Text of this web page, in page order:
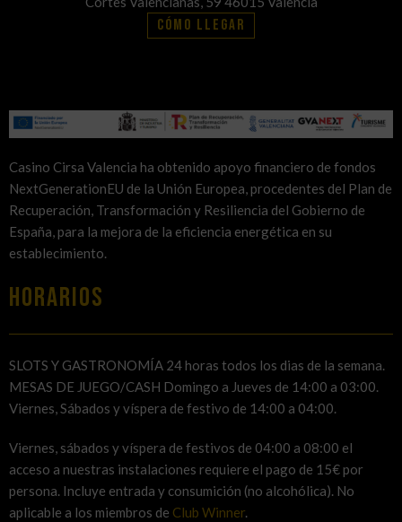
Cómo llegar
Casino Cirsa Valencia ha obtenido apoyo financiero de fondos
NextGenerationEU de la Unión Europea, procedentes del Plan de
Recuperación, Transformación y Resiliencia del Gobierno de
España, para la mejora de la eficiencia energética en su
establecimiento.
HORARIOS
SLOTS Y GASTRONOMÍA 24 horas todos los dias de la semana.
MESAS DE JUEGO/CASH Domingo a Jueves de 14:00 a 03:00.
Viernes, Sábados y víspera de festivo de 14:00 a 04:00.
Viernes, sábados y víspera de festivos de 04:00 a 08:00 el
acceso a nuestras instalaciones requiere el pago de 15€ por
persona. Incluye entrada y consumición (no alcohólica). No
aplicable a los miembros de Club Winner.